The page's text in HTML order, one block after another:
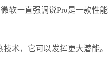
软一直强调说Pro是一款性能
术，它可以发挥更大潜能。